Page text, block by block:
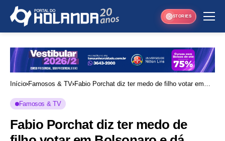
STORIES
Início Famosos & TV Fabio Porchat diz ter medo de filho votar em
Famosos & TV
Fabio Porchat diz ter medo de